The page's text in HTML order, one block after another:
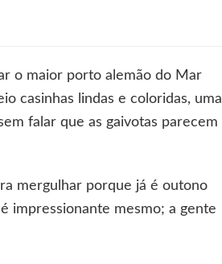
o maior porto alemão do Mar
casinhas lindas e coloridas, uma
falar que as gaivotas parecem
mergulhar porque já é outono
impressionante mesmo; a gente